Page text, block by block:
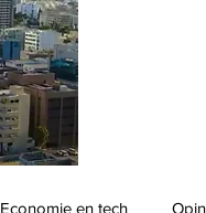
Economie en tech